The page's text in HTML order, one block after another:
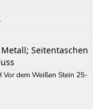
Seitentaschen
Vor dem Weißen Stein 25-